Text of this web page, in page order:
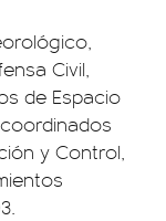
Civil,
de Espacio
y Control,